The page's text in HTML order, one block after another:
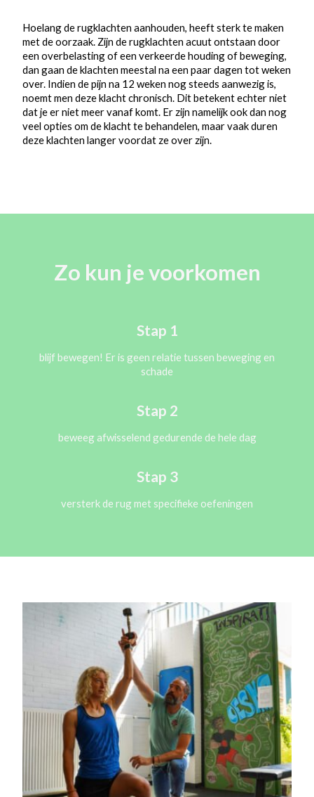
Hoelang de rugklachten aanhouden, heeft sterk te maken
met de oorzaak. Zijn de rugklachten acuut ontstaan door
een overbelasting of een verkeerde houding of beweging,
dan gaan de klachten meestal na een paar dagen tot weken
over. Indien de pijn na 12 weken nog steeds aanwezig is,
noemt men deze klacht chronisch. Dit betekent echter niet
dat je er niet meer vanaf komt. Er zijn namelijk ook dan nog
veel opties om de klacht te behandelen, maar vaak duren
deze klachten langer voordat ze over zijn.
Zo kun jevoorkomen
Stap 1
blijf bewegen! Er is geen relatie tussen beweging en
schade
Stap 2
beweeg afwisselend gedurende de hele dag
Stap 3
versterk de rug met specifieke oefeningen